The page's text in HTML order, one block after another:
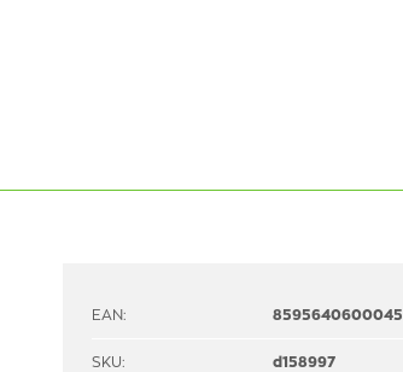
EAN: 8595640600045
SKU: d158997